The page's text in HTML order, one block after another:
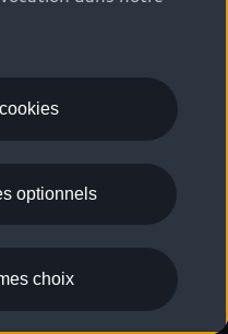
optionnels
choix